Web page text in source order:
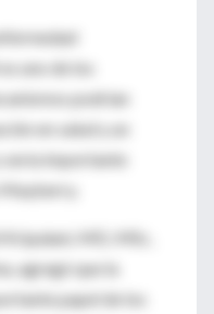
uno de los
podrían
en salud y un
importante
MD, MSc,
agregó que la
papel de los